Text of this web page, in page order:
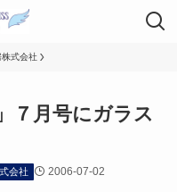
式会社
７月号にガラス
会社 2006-07-02